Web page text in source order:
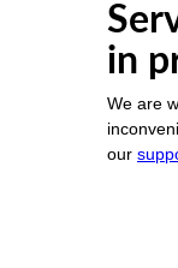
in
We are
our